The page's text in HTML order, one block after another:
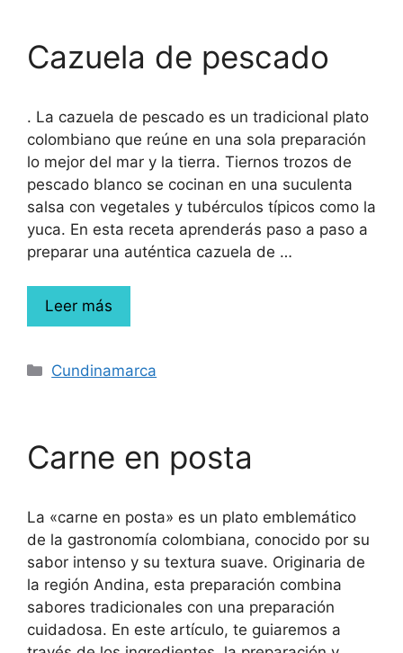
Cazuela de pescado
. La cazuela de pescado es un tradicional plato
colombiano que reúne en una sola preparación
lo mejor del mar y la tierra. Tiernos trozos de
pescado blanco se cocinan en una suculenta
salsa con vegetales y tubérculos típicos como la
yuca. En esta receta aprenderás paso a paso a
preparar una auténtica cazuela de …
Leer más
Cundinamarca
Carne en posta
La «carne en posta» es un plato emblemático
de la gastronomía colombiana, conocido por su
sabor intenso y su textura suave. Originaria de
la región Andina, esta preparación combina
sabores tradicionales con una preparación
cuidadosa. En este artículo, te guiaremos a